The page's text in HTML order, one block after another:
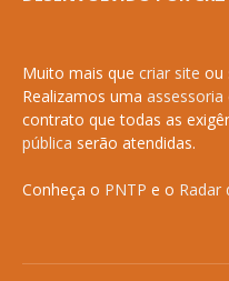
Muito mais que criar site ou
Realizamos uma assessoria
contrato que todas as
pública serão atendidas.
Conheça o PNTP e o Radar